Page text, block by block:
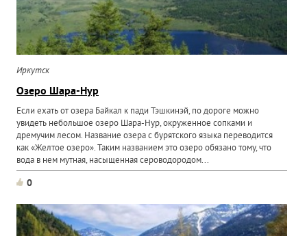
Иркутск
Озеро Шара-Нур
Если ехать от озера Байкал к пади Тэшкинэй, по дороге можно
увидеть небольшое озеро Шара-Нур, окруженное сопками и
дремучим лесом. Название озера с бурятского языка переводится
как «Желтое озеро». Таким названием это озеро обязано тому, что
вода в нем мутная, насыщенная сероводородом...
0